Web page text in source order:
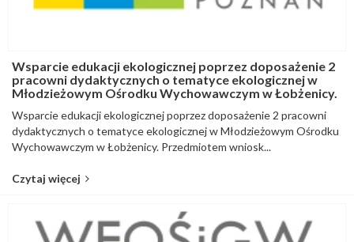
Wsparcie edukacji ekologicznej poprzez doposażenie 2
pracowni dydaktycznych o tematyce ekologicznej w
Młodzieżowym Ośrodku Wychowawczym w Łobżenicy.
Wsparcie edukacji ekologicznej poprzez doposażenie 2 pracowni
dydaktycznych o tematyce ekologicznej w Młodzieżowym Ośrodku
Wychowawczym w Łobżenicy. Przedmiotem wniosk...
Czytaj więcej